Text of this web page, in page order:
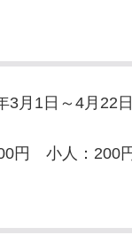
3月1日～4月22
円 小人：200